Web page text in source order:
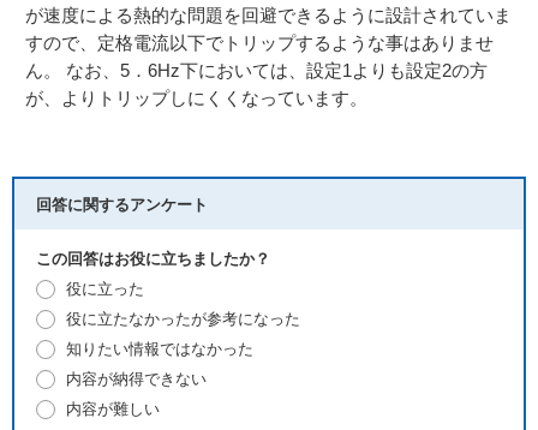
が速度による熱的な問題を回避できるように設計されていま
すので、定格電流以下でトリップするような事はありませ
ん。 なお、5．6Hz下においては、設定1よりも設定2の方
が、よりトリップしにくくなっています。
回答に関するアンケート
この回答はお役に立ちましたか？
役に立った
役に立たなかったが参考になった
知りたい情報ではなかった
内容が納得できない
内容が難しい